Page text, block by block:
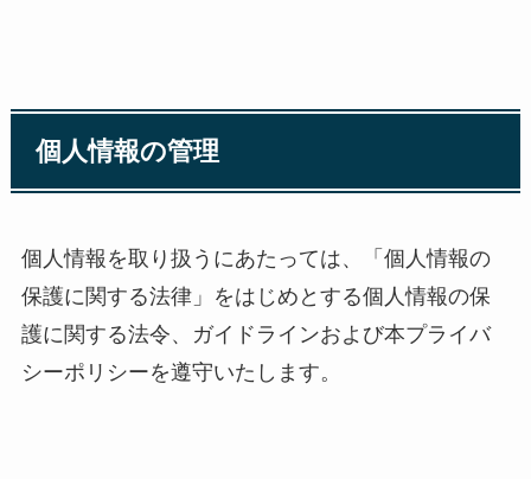
個人情報の管理
個人情報を取り扱うにあたっては、「個人情報の
保護に関する法律」をはじめとする個人情報の保
護に関する法令、ガイドラインおよび本プライバ
シーポリシーを遵守いたします。